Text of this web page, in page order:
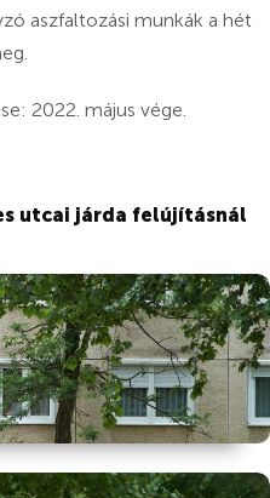
aszfaltozási munkák a hét
2022. május vége.
utcai járda felújításnál